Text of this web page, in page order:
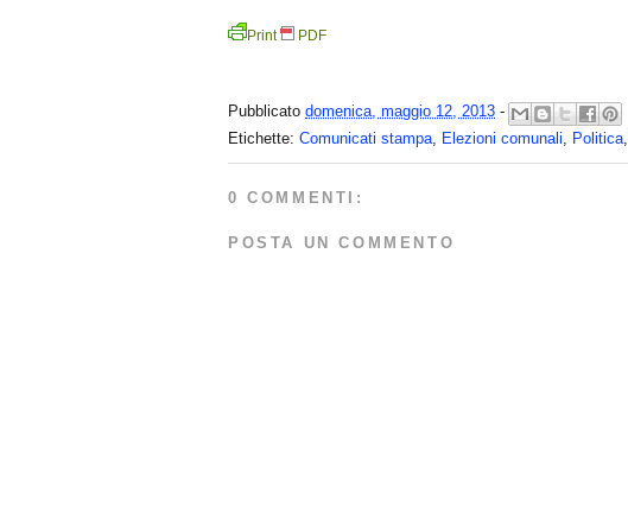
Print PDF
Pubblicato domenica, maggio 12, 2013 -
Etichette: Comunicati stampa, Elezioni comunali, Politica,
0 COMMENTI:
POSTA UN COMMENTO